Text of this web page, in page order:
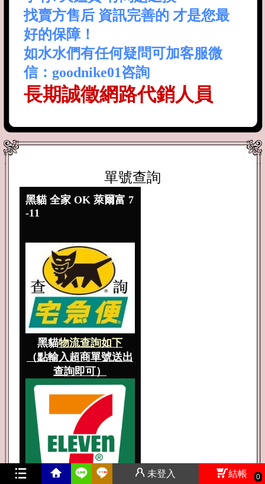
未登入 結帳 0
找賣方售后 資訊完善的 才是您最
好的保障！
如水水們有任何疑問可加客服微
信：goodnike01咨詢
長期誠徵網路代銷人員
單號查詢
黑貓 全家 OK 萊爾富 7
-11
黑貓物流查詢如下
（點輸入超商單號送出
查詢即可）